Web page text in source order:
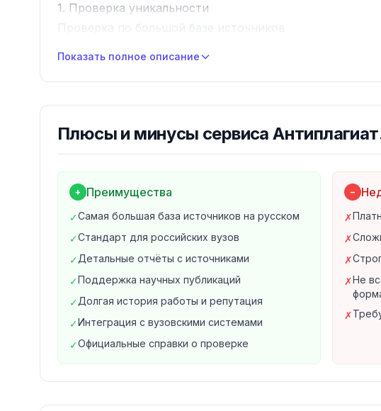
1. Проверка уникальности
Проверка по большой базе источников
Интеграция с электронными библиотеками
2. Инструменты для вузов
Кабинеты для преподавателей
Хранение и архивирование работ
Интеграция с системами управления обучением
Для кого подходит?
Сервис ориентирован на высшие и средние
организации, издательства и авторов, публикующих
индивидуальная версия для студентов, желающих
перед сдачей.
Показать полное описание
Плюсы и минусы сервиса
+ Преимущества
✓Самая большая база источников на русском
✓Стандарт для российских вузов
✓Детальные отчёты с источниками
✓Поддержка научных публикаций
✓Долгая история работы и репутация
✓Интеграция с вузовскими системами
✓Официальные справки о проверке
−
✗
✗
✗
✗Не
✗